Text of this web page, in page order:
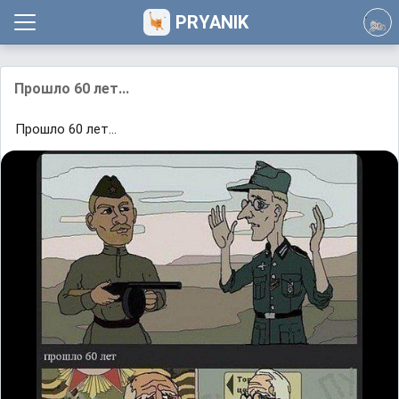
PRYANIK
Прошло 60 лет...
Прошло 60 лет...